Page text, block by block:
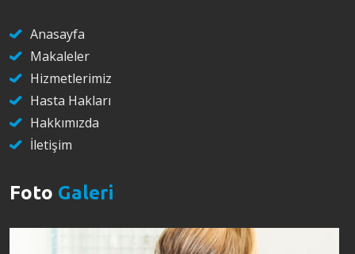
Anasayfa
Makaleler
Hizmetlerimiz
Hasta Hakları
Hakkımızda
İletişim
Foto Galeri